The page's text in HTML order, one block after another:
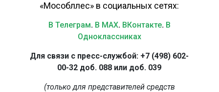
«Мособллес» в социальных сетях:
В Телеграм. В MAX. ВКонтакте. В
Одноклассниках
Для связи с пресс-службой: +7 (498) 602-
00-32 доб. 088 или доб. 039
(только для представителей средств